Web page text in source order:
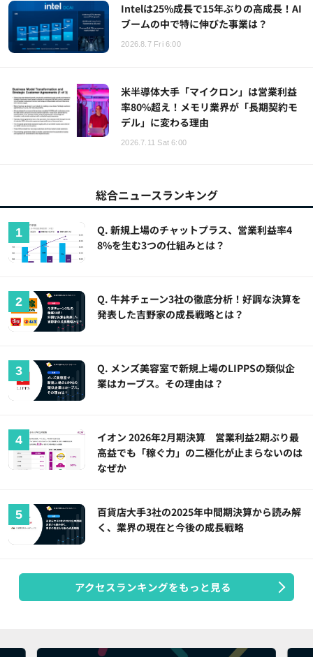
Intelは25%成長で15年ぶりの高成長！AI
ブームの中で特に伸びた事業は？
2026.8.7 Fri 6:00
米半導体大手「マイクロン」は営業利益
率80%超え！メモリ業界が「長期契約モ
デル」に変わる理由
2026.7.11 Sat 6:00
総合ニュースランキング
Q. 新規上場のチャットプラス、営業利益率4
8%を生む3つの仕組みとは？
Q. 牛丼チェーン3社の徹底分析！好調な決算を
発表した吉野家の成長戦略とは？
Q. メンズ美容室で新規上場のLIPPSの類似企
業はカーブス。その理由は？
イオン 2026年2月期決算 営業利益2期ぶり最
高益でも「稼ぐ力」の二極化が止まらないのは
なぜか
百貨店大手3社の2025年中間期決算から読み解
く、業界の現在と今後の成長戦略
アクセスランキングをもっと見る